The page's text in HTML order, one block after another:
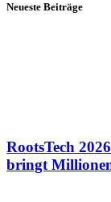
Neueste Beiträge
RootsTech
bringt